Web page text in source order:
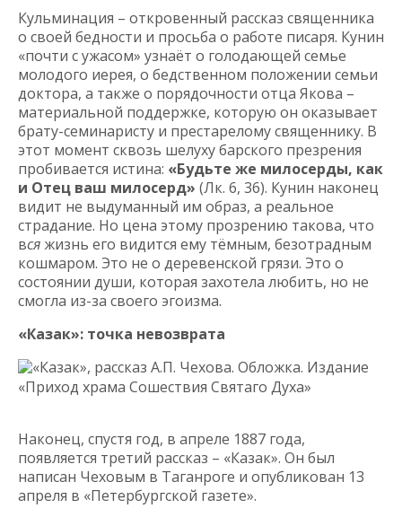
Кульминация – откровенный рассказ священника
о своей бедности и просьба о работе писаря. Кунин
«почти с ужасом» узнаёт о голодающей семье
молодого иерея, о бедственном положении семьи
доктора, а также о порядочности отца Якова –
материальной поддержке, которую он оказывает
брату-семинаристу и престарелому священнику. В
этот момент сквозь шелуху барского презрения
пробивается истина: «Будьте же милосерды, как
и Отец ваш милосерд» (Лк. 6, 36). Кунин наконец
видит не выдуманный им образ, а реальное
страдание. Но цена этому прозрению такова, что
всяжизнь его видится ему тёмным, безотрадным
кошмаром. Это не о деревенской грязи. Это о
состоянии души, которая захотела любить, но не
смогла из-за своего эгоизма.
«Казак»: точка невозврата
«Казак», рассказ А.П. Чехова. Обложка. Издание
«Приход храма Сошествия Святаго Духа»
Наконец, спустя год, в апреле 1887 года,
появляется третий рассказ – «Казак». Он был
написан Чеховым в Таганроге и опубликован 13
апреля в «Петербургской газете».